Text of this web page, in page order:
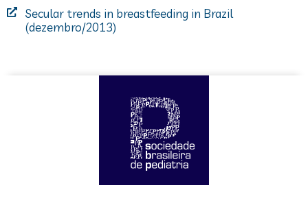
Secular trends in breastfeeding in Brazil
(dezembro/2013)